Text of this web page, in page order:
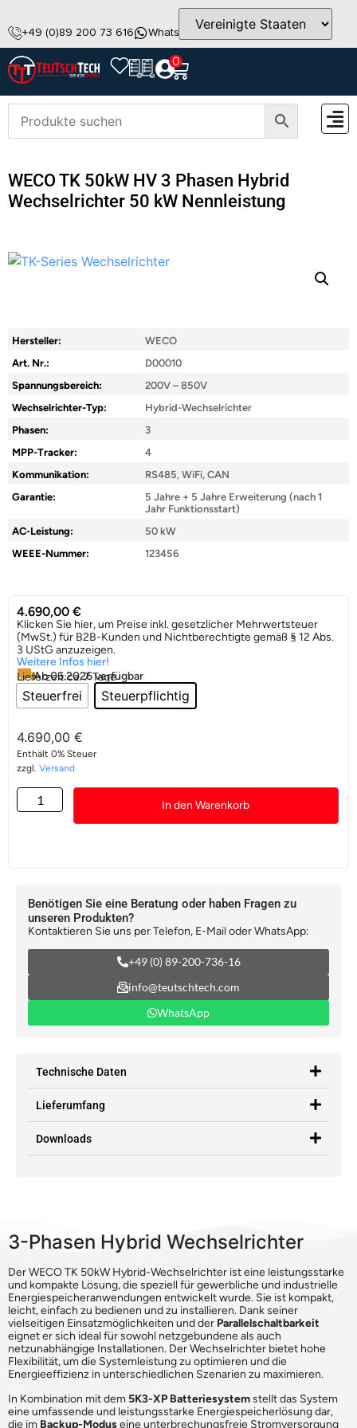
+49 (0)89 200 73 616 WhatsApp info@teutschtech.com
0
WECO TK 50kW HV 3 Phasen Hybrid
Wechselrichter 50 kW Nennleistung
Hersteller:
WECO
Art. Nr.:
D00010
Spannungsbereich:
200V – 850V
Wechselrichter-Typ:
Hybrid-Wechselrichter
Phasen:
3
MPP-Tracker:
4
Kommunikation:
RS485, WiFi, CAN
Garantie:
5 Jahre + 5 Jahre Erweiterung (nach 1
Jahr Funktionsstart)
AC-Leistung:
50 kW
WEEE-Nummer:
123456
4.690,00 €
Klicken Sie hier, um Preise inkl. gesetzlicher Mehrwertsteuer
(MwSt.) für B2B-Kunden und Nichtberechtigte gemäß § 12 Abs.
3 UStG anzuzeigen.
Weitere Infos hier!
Ab 06.2026 verfügbar
Lieferzeit:ca. 7 Tage
Steuerfrei Steuerpflichtig
4.690,00 €
Enthält 0% Steuer
zzgl. Versand
In den Warenkorb
Technische Daten
Lieferumfang
Downloads
Benötigen Sie eine Beratung oder haben Fragen zu
unseren Produkten?
Kontaktieren Sie uns per Telefon, E-Mail oder WhatsApp:
+49 (0) 89-200-736-16
info@teutschtech.com
WhatsApp
3-Phasen Hybrid Wechselrichter
Der WECO TK 50kW Hybrid-Wechselrichter ist eine leistungsstarke
und kompakte Lösung, die speziell für gewerbliche und industrielle
Energiespeicheranwendungen entwickelt wurde. Sie ist kompakt,
leicht, einfach zu bedienen und zu installieren. Dank seiner
vielseitigen Einsatzmöglichkeiten und der Parallelschaltbarkeit
eignet er sich ideal für sowohl netzgebundene als auch
netzunabhängige Installationen. Der Wechselrichter bietet hohe
Flexibilität, um die Systemleistung zu optimieren und die
Energieeffizienz in unterschiedlichen Szenarien zu maximieren.
In Kombination mit dem5K3-XP Batteriesystemstellt das System
eine umfassende und leistungsstarke Energiespeicherlösung dar,
die im Backup-Moduseine unterbrechungsfreie Stromversorgung